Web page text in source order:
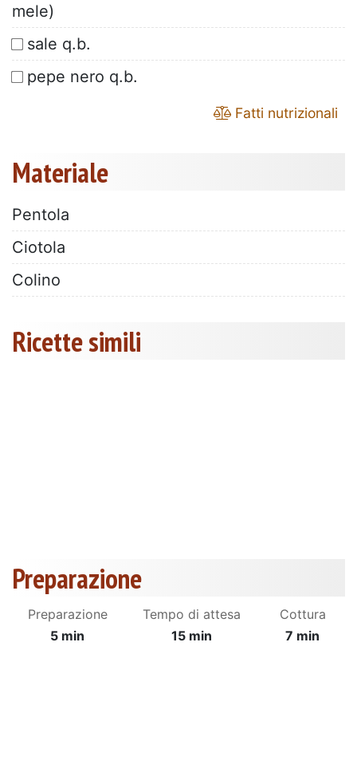
mele)
sale q.b.
pepe nero q.b.
Fatti nutrizionali
Materiale
Pentola
Ciotola
Colino
Ricette simili
Preparazione
Preparazione
5 min
Tempo di attesa
15 min
Cottura
7 min